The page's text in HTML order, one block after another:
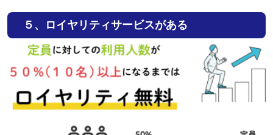
５、 ロイヤリティサービスがある